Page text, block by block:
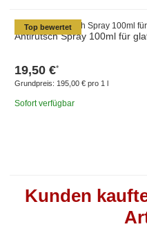
Top bewertet
Antirutsch Spray 100ml für
19,50 €*
Grundpreis: 195,00 € pro 1 l
Sofort verfügbar
Kunden